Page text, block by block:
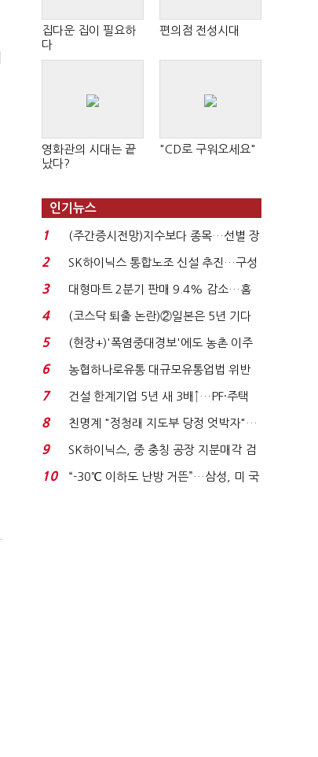
집다운 집이 필요하
다
편의점 전성시대
영화관의 시대는 끝
났다?
"CD로 구워오세요"
인기뉴스
1
(주간증시전망)지수보다 종목…선별 장
세 이어진다...
2
SK하이닉스 통합노조 신설 추진…구성
원간 성과급 불...
3
대형마트 2분기 판매 9.4% 감소…홈
플러스 사태 여파...
4
(코스닥 퇴출 논란)②일본은 5년 기다
려주는데 우리는 ...
5
(현장+)'폭염중대경보'에도 농촌 이주
노동자는 강행군…'야...
6
농협하나로유통 대규모유통업법 위반
적발…공정위, 과...
7
건설 한계기업 5년 새 3배↑…PF·주택
침체에 재무 ...
8
친명계 "정청래 지도부 당정 엇박자"…
친청계 "신천지 오...
9
SK하이닉스, 중 충칭 공장 지분매각 검
토?…“확정된 바...
10
“-30℃ 이하도 난방 거뜬”…삼성, 미 국